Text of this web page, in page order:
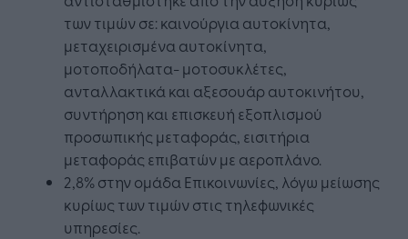
των τιμών σε: καινούργια αυτοκίνητα,
μεταχειρισμένα αυτοκίνητα,
μοτοποδήλατα- μοτοσυκλέτες,
ανταλλακτικά και αξεσουάρ αυτοκινήτου,
συντήρηση και επισκευή εξοπλισμού
προσωπικής μεταφοράς, εισιτήρια
μεταφοράς επιβατών με αεροπλάνο.
2,8% στην ομάδα Επικοινωνίες, λόγω μείωσης
κυρίως των τιμών στις τηλεφωνικές
υπηρεσίες.